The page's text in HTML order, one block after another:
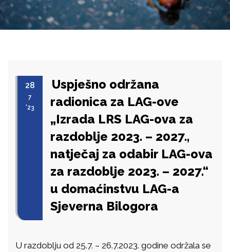
28
7
'23
Uspješno održana
radionica za LAG-ove
„Izrada LRS LAG-ova za
razdoblje 2023. – 2027.,
natječaj za odabir LAG-ova
za razdoblje 2023. – 2027.“
u domaćinstvu LAG-a
Sjeverna Bilogora
U razdoblju od 25.7. – 26.7.2023. godine održala se